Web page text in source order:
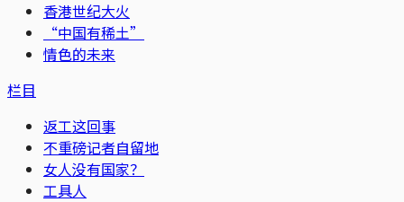
香港世纪大火
“中国有稀土”
情色的未来
栏目
返工这回事
不重磅记者自留地
女人没有国家？
工具人